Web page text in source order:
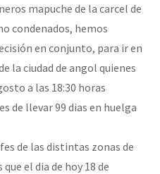
mapuche de la carcel de
condenados, hemos
en conjunto, para ir en
la ciudad de angol quienes
a las 18:30 horas
de llevar 99 dias en huelga
de las distintas zonas de
el dia de hoy 18 de